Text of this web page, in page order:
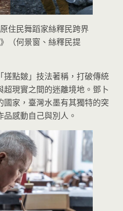
住民舞蹈家絲釋民跨界
（何景窗、絲釋民提
搓點皴」技法著稱，打破傳統
現實之間的迷離境地。鄧卜
家，臺灣水墨有其獨特的突
感動自己與別人。